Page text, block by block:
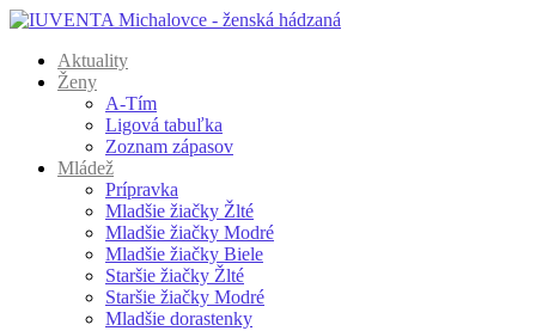
Aktuality
Ženy
A-Tím
Ligová tabuľka
Zoznam zápasov
Mládež
Prípravka
Mladšie žiačky Žlté
Mladšie žiačky Modré
Mladšie žiačky Biele
Staršie žiačky Žlté
Staršie žiačky Modré
Mladšie dorastenky